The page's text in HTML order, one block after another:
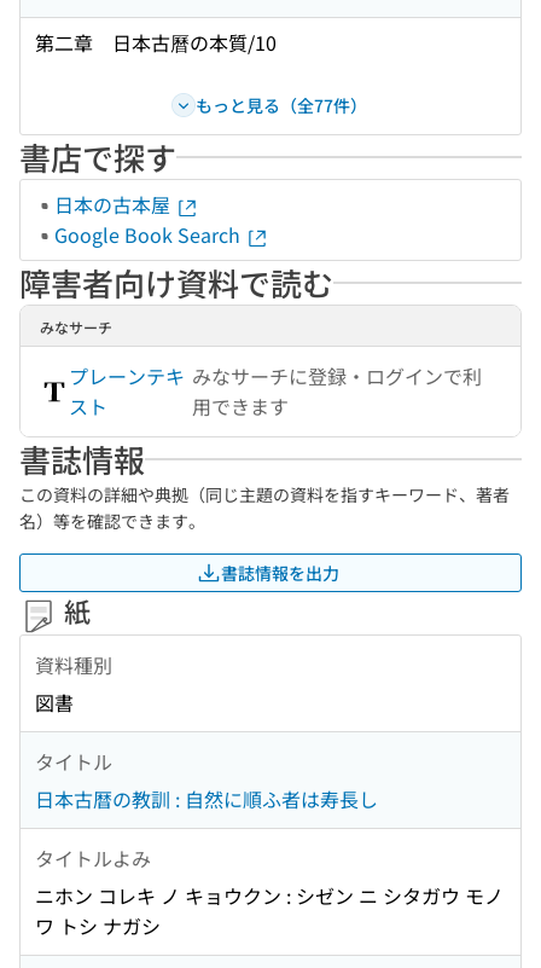
第二章 日本古曆の本質/10
もっと見る（全77件）
書店で探す
日本の古本屋
Google Book Search
障害者向け資料で読む
みなサーチ
プレーンテキ
スト
みなサーチに登録・ログインで利
用できます
書誌情報
この資料の詳細や典拠（同じ主題の資料を指すキーワード、著者
名）等を確認できます。
書誌情報を出力
紙
資料種別
図書
タイトル
日本古暦の教訓 : 自然に順ふ者は寿長し
タイトルよみ
ニホン コレキ ノ キョウクン : シゼン ニ シタガウ モノ
ワ トシ ナガシ